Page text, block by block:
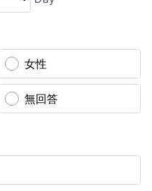
女性
無回答